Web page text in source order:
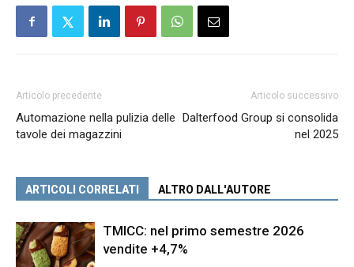
Articolo precedente
Automazione nella pulizia delle
tavole dei magazzini
Articolo successivo
Dalterfood Group si consolida
nel 2025
ARTICOLI CORRELATI ALTRO DALL'AUTORE
TMICC: nel primo semestre 2026
vendite +4,7%